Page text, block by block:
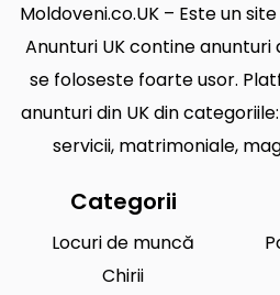
Moldoveni.co.UK – Este un
Anunturi UK contine
se foloseste foarte usor.
anunturi din UK din
servicii, matrimoniale,
Categorii
Locuri de muncă
Chirii